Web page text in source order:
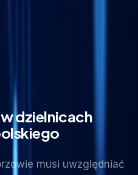
dzielnicach
musi uwzględniać